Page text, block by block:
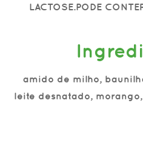
LACTOSE.PODE
amido de milho,
leite desnatado,